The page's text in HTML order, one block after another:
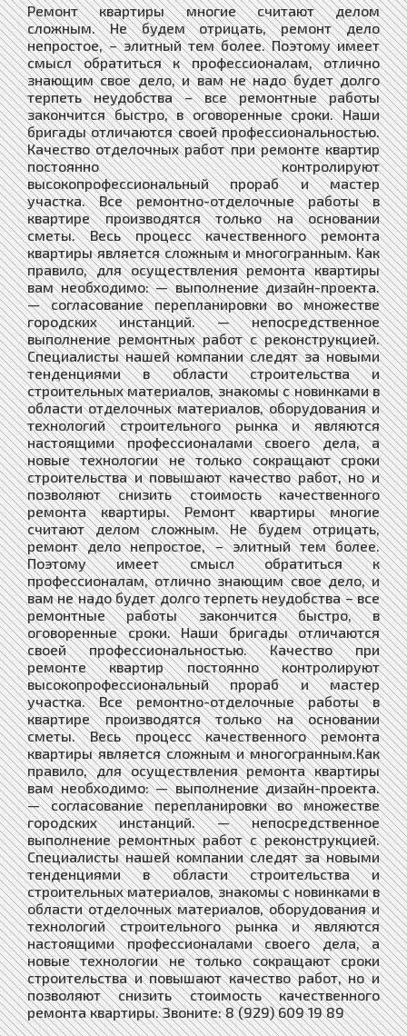
Ремонт квартиры многие считают делом
сложным. Не будем отрицать, ремонт дело
непростое, – элитный тем более. Поэтому имеет
смысл обратиться к профессионалам, отлично
знающим свое дело, и вам не надо будет долго
терпеть неудобства – все ремонтные работы
закончится быстро, в оговоренные сроки. Наши
бригады отличаются своей профессиональностью.
Качество отделочных работ при ремонте квартир
постоянно контролируют
высокопрофессиональный прораб и мастер
участка. Все ремонтно-отделочные работы в
квартире производятся только на основании
сметы. Весь процесс качественного ремонта
квартиры является сложным и многогранным. Как
правило, для осуществления ремонта квартиры
вам необходимо: — выполнение дизайн-проекта.
— согласование перепланировки во множестве
городских инстанций. — непосредственное
выполнение ремонтных работ с реконструкцией.
Специалисты нашей компании следят за новыми
тенденциями в области строительства и
строительных материалов, знакомы с новинками в
области отделочных материалов, оборудования и
технологий строительного рынка и являются
настоящими профессионалами своего дела, а
новые технологии не только сокращают сроки
строительства и повышают качество работ, но и
позволяют снизить стоимость качественного
ремонта квартиры. Ремонт квартиры многие
считают делом сложным. Не будем отрицать,
ремонт дело непростое, – элитный тем более.
Поэтому имеет смысл обратиться к
профессионалам, отлично знающим свое дело, и
вам не надо будет долго терпеть неудобства – все
ремонтные работы закончится быстро, в
оговоренные сроки. Наши бригады отличаются
своей профессиональностью. Качество при
ремонте квартир постоянно контролируют
высокопрофессиональный прораб и мастер
участка. Все ремонтно-отделочные работы в
квартире производятся только на основании
сметы. Весь процесс качественного ремонта
квартиры является сложным и многогранным.Как
правило, для осуществления ремонта квартиры
вам необходимо: — выполнение дизайн-проекта.
— согласование перепланировки во множестве
городских инстанций. — непосредственное
выполнение ремонтных работ с реконструкцией.
Специалисты нашей компании следят за новыми
тенденциями в области строительства и
строительных материалов, знакомы с новинками в
области отделочных материалов, оборудования и
технологий строительного рынка и являются
настоящими профессионалами своего дела, а
новые технологии не только сокращают сроки
строительства и повышают качество работ, но и
позволяют снизить стоимость качественного
ремонта квартиры. Звоните: 8 (929) 609 19 89